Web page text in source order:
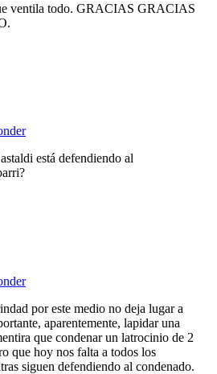
ventila todo. GRACIAS GRACIAS
está defendiendo al
por este medio no deja lugar a
aparentemente, lapidar una
que condenar un latrocinio de 2
que hoy nos falta a todos los
siguen defendiendo al condenado.